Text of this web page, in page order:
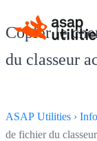
Copier le
du classeur
ASAP Utilities ›
de fichier du